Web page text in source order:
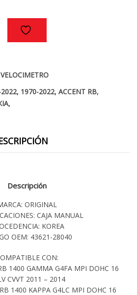
, 1970-2022, ACCENT RB,
,
Descripción
ORIGINAL
CAJA MANUAL
KOREA
OEM: 43621-28040
CON:
1400 GAMMA G4FA MPI DOHC 16
CVVT 2011 – 2014
1400 KAPPA G4LC MPI DOHC 16